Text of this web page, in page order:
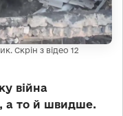
Скрін з відео 12
війна
а то й швидше.